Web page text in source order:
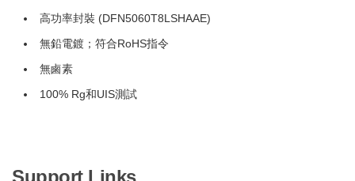
高功率封裝 (DFN5060T8LSHAAE)
無鉛電鍍；符合RoHS指令
無鹵素
100% Rg和UIS測試
Support Links